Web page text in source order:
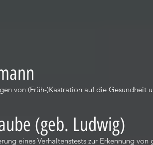
von (Früh-)Kastration auf die Gesundheit
(geb. Ludwig)
eines Verhaltenstests zur Erkennung